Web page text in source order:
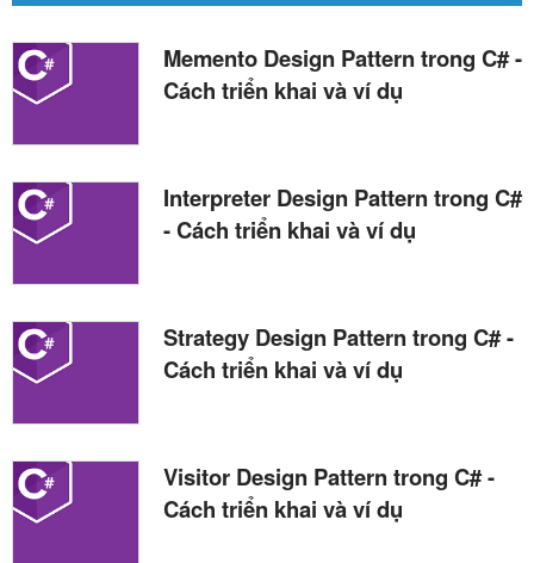
Memento Design Pattern trong C# -
Cách triển khai và ví dụ
Interpreter Design Pattern trong C#
- Cách triển khai và ví dụ
Strategy Design Pattern trong C# -
Cách triển khai và ví dụ
Visitor Design Pattern trong C# -
Cách triển khai và ví dụ